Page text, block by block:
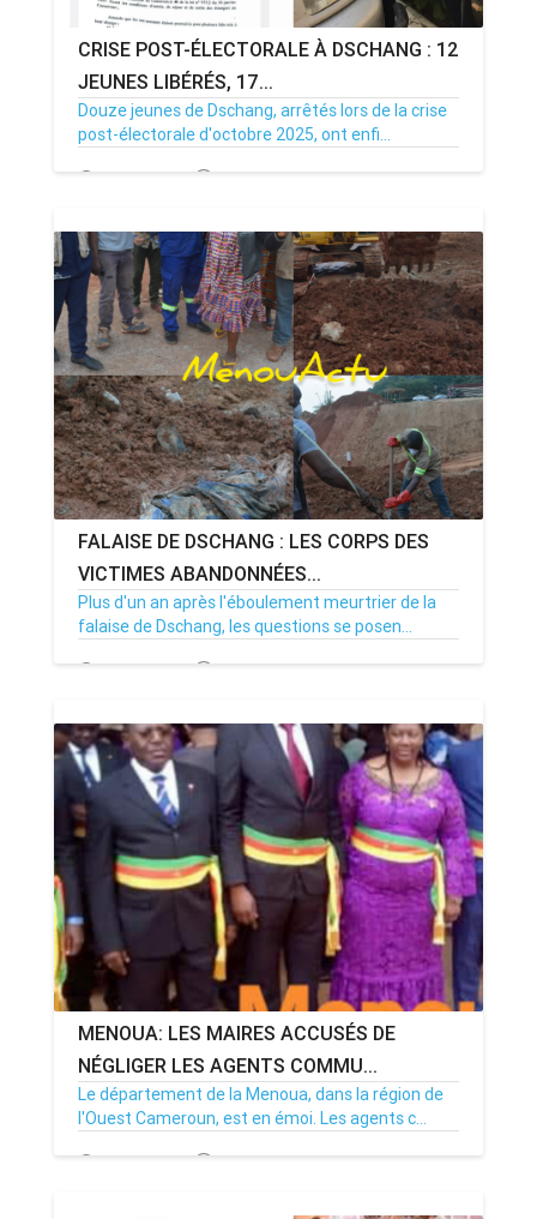
CRISE POST-ÉLECTORALE À DSCHANG : 12
JEUNES LIBÉRÉS, 17...
Douze jeunes de Dschang, arrêtés lors de la crise
post-électorale d'octobre 2025, ont enfi...
05/03/26 Par MenouActu 0
FALAISE DE DSCHANG : LES CORPS DES
VICTIMES ABANDONNÉES...
Plus d'un an après l'éboulement meurtrier de la
falaise de Dschang, les questions se posen...
13/01/26 Par MenouActu 0
MENOUA: LES MAIRES ACCUSÉS DE
NÉGLIGER LES AGENTS COMMU...
Le département de la Menoua, dans la région de
l'Ouest Cameroun, est en émoi. Les agents c...
23/12/25 Par MenouActu 0